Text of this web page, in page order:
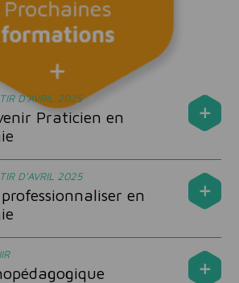
D'AVRIL 2025
Praticien en
D'AVRIL 2025
en